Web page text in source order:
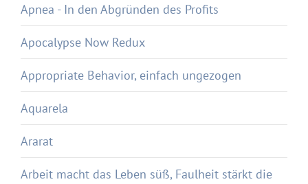
Apnea - In den Abgründen des Profits
Apocalypse Now Redux
Appropriate Behavior, einfach ungezogen
Aquarela
Ararat
Arbeit macht das Leben süß, Faulheit stärkt die